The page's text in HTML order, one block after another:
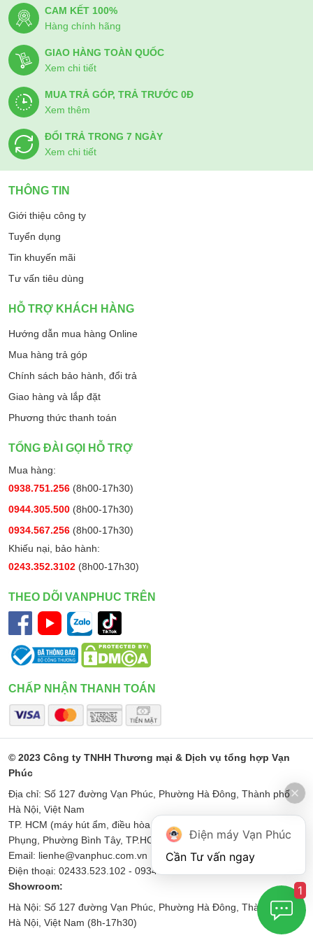
Với thiết kế khung tranh độc đáo, mỏng và nhẹ, bộ xử lý
Quantum 4K, công nghệ OTS cho âm thanh chuyển động theo
hình ảnh, hệ điều hành Tizen™ đa nhiệm và nhiều tiện ích
QA55LS03D là lựa chọn tuyệt vời cho những người yêu nghệ
thuật và cái đẹp.
CAM KẾT 100%
Hàng chính hãng
GIAO HÀNG TOÀN QUỐC
Xem chi tiết
MUA TRẢ GÓP, TRẢ TRƯỚC 0Đ
Xem thêm
ĐỔI TRẢ TRONG 7 NGÀY
Xem chi tiết
THÔNG TIN
Giới thiệu công ty
Tuyển dụng
Tin khuyến mãi
Tư vấn tiêu dùng
HỖ TRỢ KHÁCH HÀNG
Hướng dẫn mua hàng Online
Mua hàng trả góp
Chính sách bảo hành, đổi trả
Giao hàng và lắp đặt
Phương thức thanh toán
TỔNG ĐÀI GỌI HỖ TRỢ
Mua hàng:
0938.751.256 (8h00-17h30)
0944.305.500 (8h00-17h30)
0934.567.256 (8h00-17h30)
Khiếu nại, bảo hành:
0243.352.3102 (8h00-17h30)
THEO DÕI VANPHUC TRÊN
CHẤP NHẬN THANH TOÁN
© 2023 Công ty TNHH Thương mại & Dịch vụ tổng hợp Vạn
Phúc
Địa chỉ: Số 127 đường Vạn Phúc, Phường Hà Đông, Thành phố
Hà Nội, Việt Nam
TP. HCM (máy hút ẩm, điều hòa di động): Số 187 Đường Minh
Phụng, Phường Bình Tây, TP.HCM
Email: lienhe@vanphuc.com.vn
Điện thoại: 02433.523.102 - 0934567256
Showroom:
Hà Nội: Số 127 đường Vạn Phúc, Phường Hà Đông, Thành phố
Hà Nội, Việt Nam (8h-17h30)
Điện máy Vạn Phúc
1